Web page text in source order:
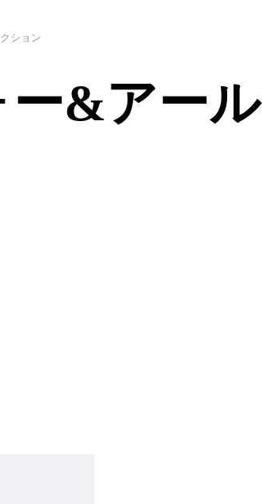
ション
&アー